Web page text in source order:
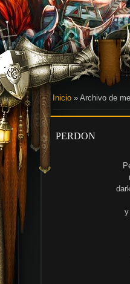
Inicio » Archivo de
PERDON
y